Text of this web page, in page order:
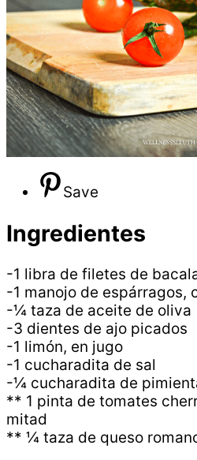
Save
Ingredientes
-1 libra de filetes de
-1 manojo de espárragos,
-¼ taza de aceite de oliva
-3 dientes de ajo picados
-1 limón, en jugo
-1 cucharadita de sal
-¼ cucharadita de
** 1 pinta de tomates
mitad
** ¼ taza de queso